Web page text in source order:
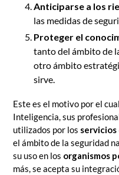
Anticiparse a los
las medidas de
Proteger el
tanto del ámbito de
otro ámbito
sirve.
Este es el motivo por el
Inteligencia, sus
utilizados por los
el ámbito de la seguridad
su uso en los organismos
más, se acepta su